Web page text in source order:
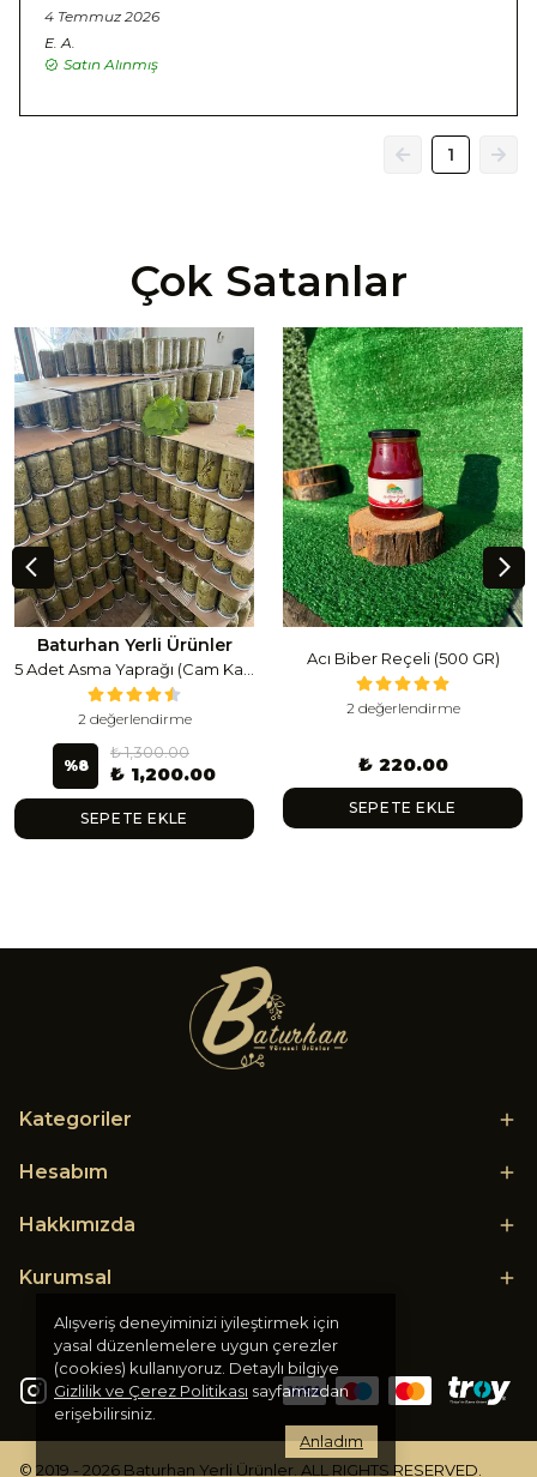
Alışveriş deneyiminizi iyileştirmek için
yasal düzenlemelere uygun çerezler
(cookies) kullanıyoruz. Detaylı bilgiye
Gizlilik ve Çerez Politikası sayfamızdan
erişebilirsiniz.
Anladım
4 Temmuz 2026
E. A.
Satın Alınmış
1
Çok Satanlar
Baturhan Yerli Ürünler
2 değerlendirme
%8
₺ 1,300.00
₺ 1,200.00
SEPETE EKLE
Acı Biber Reçeli (500 GR)
2 değerlendirme
₺ 220.00
SEPETE EKLE
Kategoriler
Hesabım
Hakkımızda
Kurumsal
© 2019 - 2026 Baturhan Yerli Ürünler. ALL RIGHTS RESERVED.